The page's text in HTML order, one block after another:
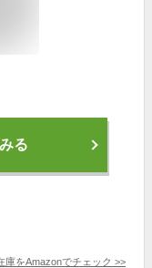
る
庫をAmazonでチェック >>